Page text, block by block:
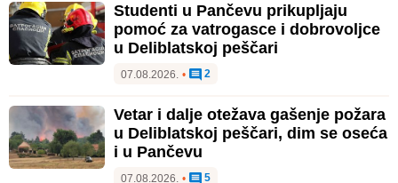
Studenti u Pančevu prikupljaju
pomoć za vatrogasce i dobrovoljce
u Deliblatskoj peščari
07.08.2026. • 2
Vetar i dalje otežava gašenje požara
u Deliblatskoj peščari, dim se oseća
i u Pančevu
07.08.2026. • 5